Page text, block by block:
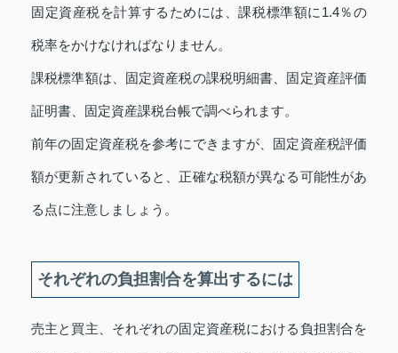
固定資産税を計算するためには、課税標準額に1.4％の
税率をかけなければなりません。
課税標準額は、固定資産税の課税明細書、固定資産評価
証明書、固定資産課税台帳で調べられます。
前年の固定資産税を参考にできますが、固定資産税評価
額が更新されていると、正確な税額が異なる可能性があ
る点に注意しましょう。
それぞれの負担割合を算出するには
売主と買主、それぞれの固定資産税における負担割合を